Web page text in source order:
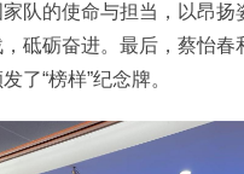
队的使命与担当，以昂扬
，砥砺奋进。最后，蔡怡春
了“榜样”纪念牌。